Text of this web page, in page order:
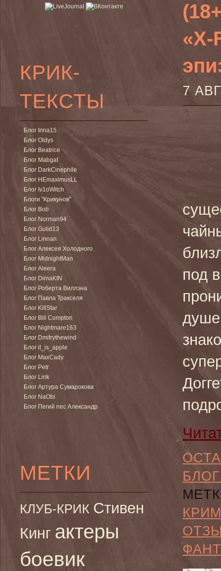
КРИК-
ТЕКСТЫ
Блог Irina15
Блог Oldys
Блог Beatrice
Блог Mabgat
Блог DarkCinephile
Блог HEmaximusLL
Блог Iv1oWitch
Блоги "Крикунов"
Блог Bob
Блог Norman94
Блог Gulid13
Блог Linnan
Блог Алексея Холодного
Блог MidnightMan
Блог Aleera
Блог DimaKIN
Блог Роберта Виллэна
Блог Павла Тракселя
Блог KillStar
Блог Bill Compton
Блог Nightmare163
Блог Dmitrythewind
Блог it_is_apple
Блог MaxCady
Блог Petr
Блог Lirik
Блог Артура Сумарокова
Блог NaObi
Блог Пегий пес Александр
МЕТКИ
КЛУБ-КРИК Стивен
Кинг актеры
боевик
«X-
7
под
БЛОГ